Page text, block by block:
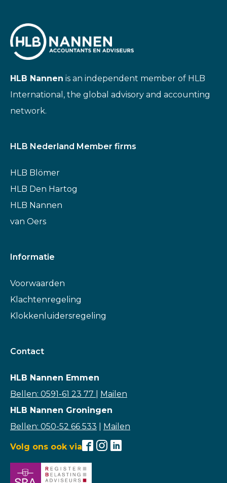
HLB Nannen is an independent member of HLB
International, the global advisory and accounting
network.
HLB Nederland Member firms
HLB Blömer
HLB Den Hartog
HLB Nannen
van Oers
Informatie
Voorwaarden
Klachtenregeling
Klokkenluidersregeling
Contact
HLB Nannen Emmen
Bellen: 0591-61 23 77
Mailen
HLB Nannen Groningen
Bellen: 050-52 66 533
Mailen
Volg ons ook via